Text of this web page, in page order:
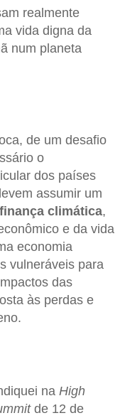
realmente
vida digna da
num planeta
de um desafio
o
dos países
assumir um
finança climática,
e da vida
economia
vulneráveis para
das
às perdas e
na High
de 12 de